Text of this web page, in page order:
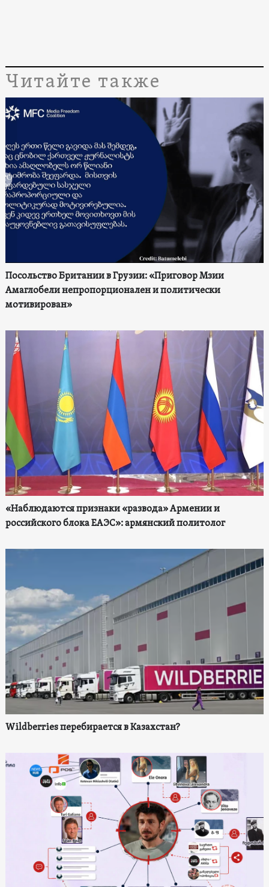
Читайте также
Посольство Британии в Грузии: «Приговор Мзии
Амаглобели непропорционален и политически
мотивирован»
«Наблюдаются признаки «развода» Армении и
российского блока ЕАЭС»: армянский политолог
Wildberries перебирается в Казахстан?